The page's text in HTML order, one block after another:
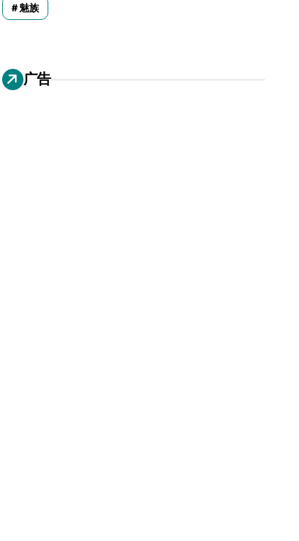
魅族
广告